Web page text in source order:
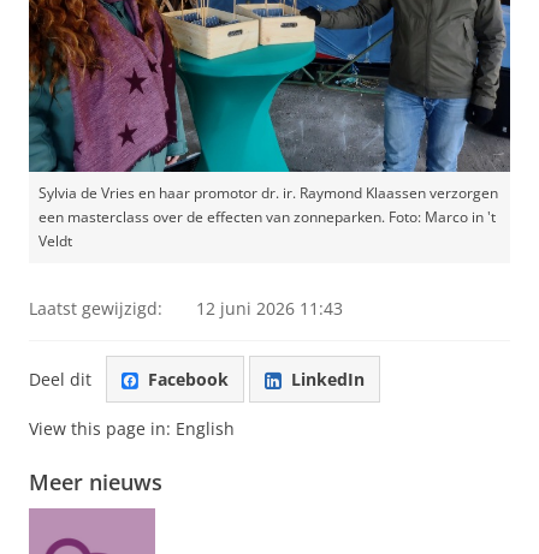
Sylvia de Vries en haar promotor dr. ir. Raymond Klaassen verzorgen
een masterclass over de effecten van zonneparken. Foto: Marco in 't
Veldt
Laatst gewijzigd: 12 juni 2026 11:43
Deel dit Facebook LinkedIn
View this page in: English
Meer nieuws